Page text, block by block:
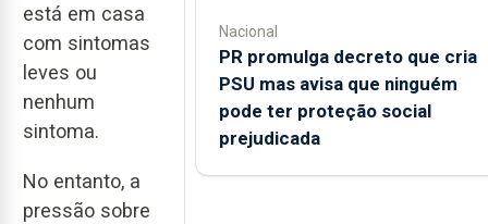
está em casa
com sintomas
leves ou
nenhum
sintoma.
No entanto, a
pressão sobre
Nacional
PR promulga decreto que cria
PSU mas avisa que ninguém
pode ter proteção social
prejudicada